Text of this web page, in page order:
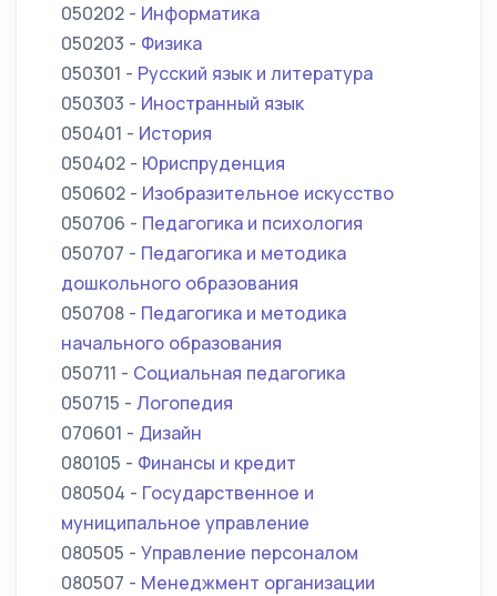
050202 - Информатика
050203 - Физика
050301 - Русский язык и литература
050303 - Иностранный язык
050401 - История
050402 - Юриспруденция
050602 - Изобразительное искусство
050706 - Педагогика и психология
050707 - Педагогика и методика
дошкольного образования
050708 - Педагогика и методика
начального образования
050711 - Социальная педагогика
050715 - Логопедия
070601 - Дизайн
080105 - Финансы и кредит
080504 - Государственное и
муниципальное управление
080505 - Управление персоналом
080507 - Менеджмент организации